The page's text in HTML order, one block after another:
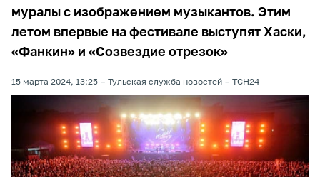
муралы с изображением музыкантов. Этим
летом впервые на фестивале выступят Хаски,
«Фанкин» и «Созвездие отрезок»
15 марта 2024, 13:25 Тульская служба новостей ТСН24